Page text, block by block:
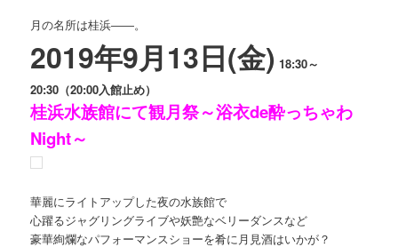
月の名所は桂浜――。
2019年9月13日(金) 18:30～
20:30（20:00入館止め）
桂浜水族館にて観月祭～浴衣de酔っちゃわ
Night～
華麗にライトアップした夜の水族館で
心躍るジャグリングライブや妖艶なベリーダンスなど
豪華絢爛なパフォーマンスショーを肴に月見酒はいかが？